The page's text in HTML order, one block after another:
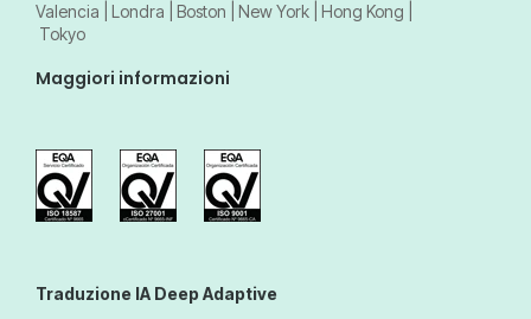
Valencia | Londra | Boston | New York | Hong Kong |
Tokyo
Maggiori informazioni
Traduzione IA Deep Adaptive